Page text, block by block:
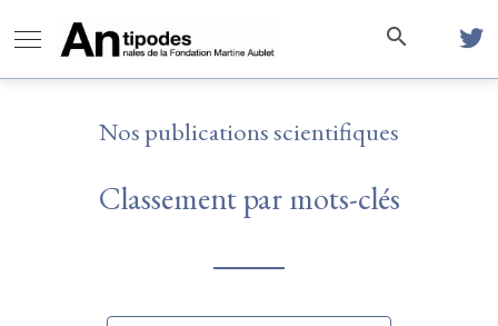
Nos publications scientifiques
Classement par mots-clés